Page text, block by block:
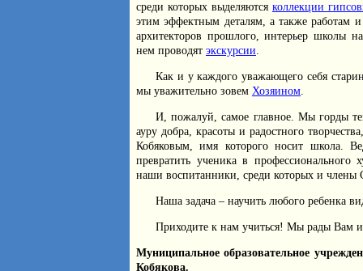
среди которых выделяются коллекции
этим эффектным деталям, а также работам
архитекторов прошлого, интерьер школы
нем проводят экскурсии.
Как и у каждого уважающего себя
мы уважительно зовем Хозяином.
И, пожалуй, самое главное. Мы горды
ауру добра, красоты и радостного
Кобяковым, имя которого носит школа.
превратить ученика в профессионального
наши воспитанники, среди которых и члены
Наша задача – научить любого ребенка
Приходите к нам учиться! Мы рады Вам
Муниципальное образовательное
Кобякова.